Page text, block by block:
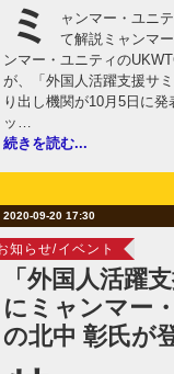
ミ
ャンマー・ユニ
て解説ミャンマ
ンマー・ユニティの
が、「外国人活躍支援サ
り出し機関が10月5日に
ッ…
続きを読む...
2020-09-20 17:30
知らせ/イベント
「外国人活躍
にミャンマー
の北中 彰氏が